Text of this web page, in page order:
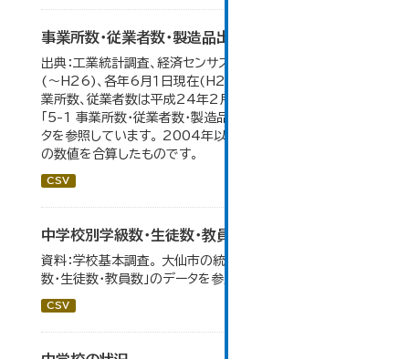
事業所数・従業者数・製造品出荷額等の推移
出典：工業統計調査、経済センサス。各年12月31日現在
(～H26)、各年6月１日現在(H27～)。 平成23年のみ事
業所数、従業者数は平成24年2月1日現在。 大仙市の統計
「5-1 事業所数・従業者数・製造品出荷額等の推移」のデー
タを参照しています。 2004年以前の数値は合併前市町村
の数値を合算したものです。
CSV
中学校別学級数・生徒数・教員数
資料：学校基本調査。 大仙市の統計「14-6 中学校別学級
数・生徒数・教員数」のデータを参照しています。
CSV